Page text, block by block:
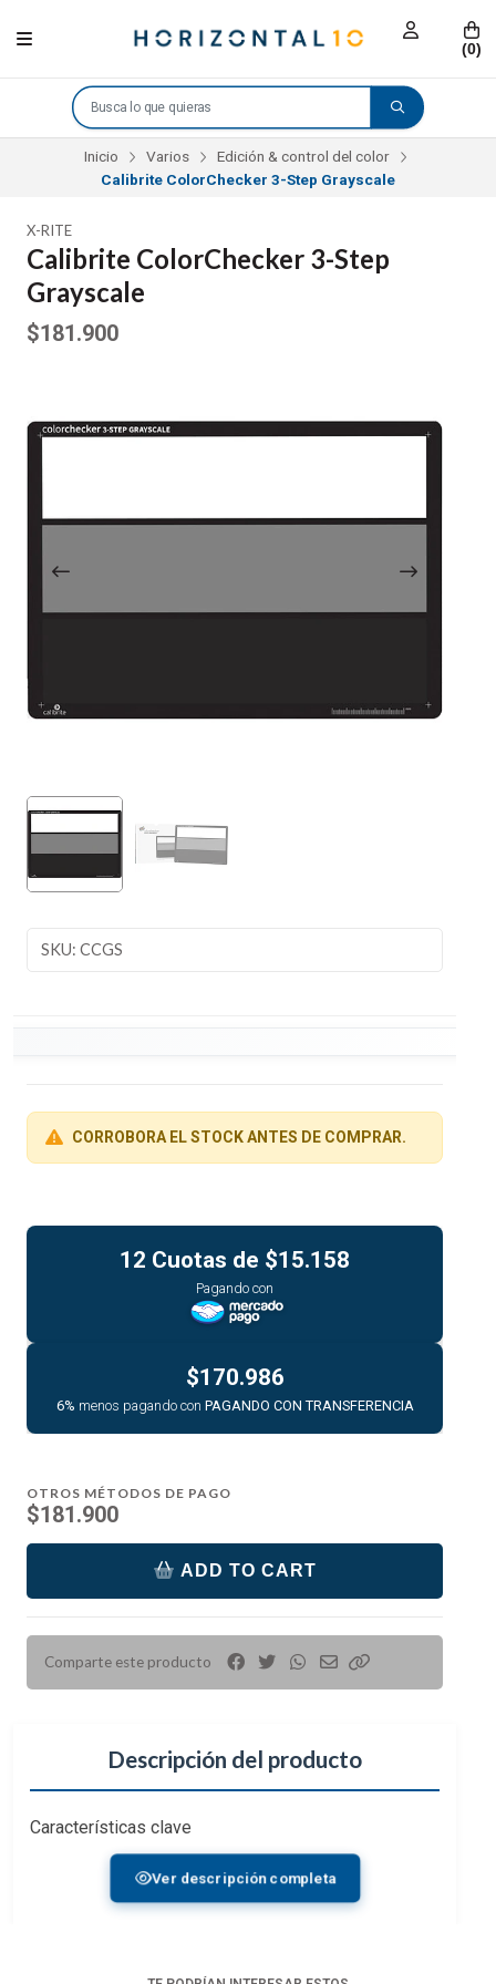
(0)
Inicio Varios
Edición & control del color
Calibrite ColorChecker 3-Step Grayscale
X-RITE
Calibrite ColorChecker 3-Step
Grayscale
$181.900
SKU: CCGS
CORROBORA EL STOCK ANTES DE COMPRAR.
12 Cuotas de $15.158
Pagando con
$170.986
6% menos pagando con PAGANDO CON TRANSFERENCIA
OTROS MÉTODOS DE PAGO
$181.900
ADD TO CART
Comparte este producto
Descripción del producto
Características clave
Proporciona valores de referencia para la
iluminación
Objetivo de 8,5 x 11"
Ver descripción completa